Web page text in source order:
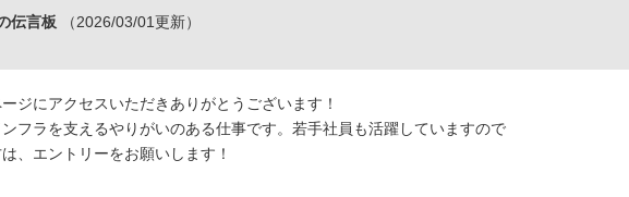
伝言板 （2026/03/01更新）
ジにアクセスいただきありがとうございます！
フラを支えるやりがいのある仕事です。若手社員も活躍していますので
、エントリーをお願いします！